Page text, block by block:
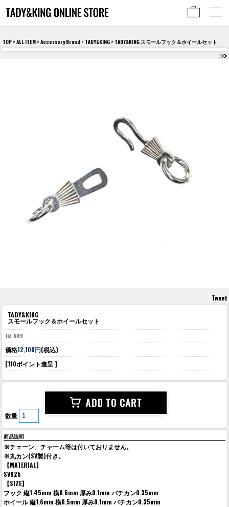
TOP > ALL ITEM > Accessory Brand > TADY&KING > TADY&KING スモールフック＆ホイールセット
Tweet
TADY&KING
スモールフック＆ホイールセット
tkf-089
価格12,100円(税込)
[110ポイント進呈 ]
数量
商品説明
※チェーン、チャーム等は付いておりません。
※丸カン(SV製)付き。
【MATERIAL】
SV925
【SIZE】
フック 縦1.45mm 横0.6mm 厚み0.1mm バチカン0.35mm
ホイール 縦1.6mm 横0.5mm 厚み0.1mm バチカン0.35mm